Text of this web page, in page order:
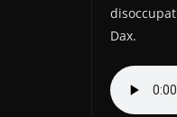
Dax.